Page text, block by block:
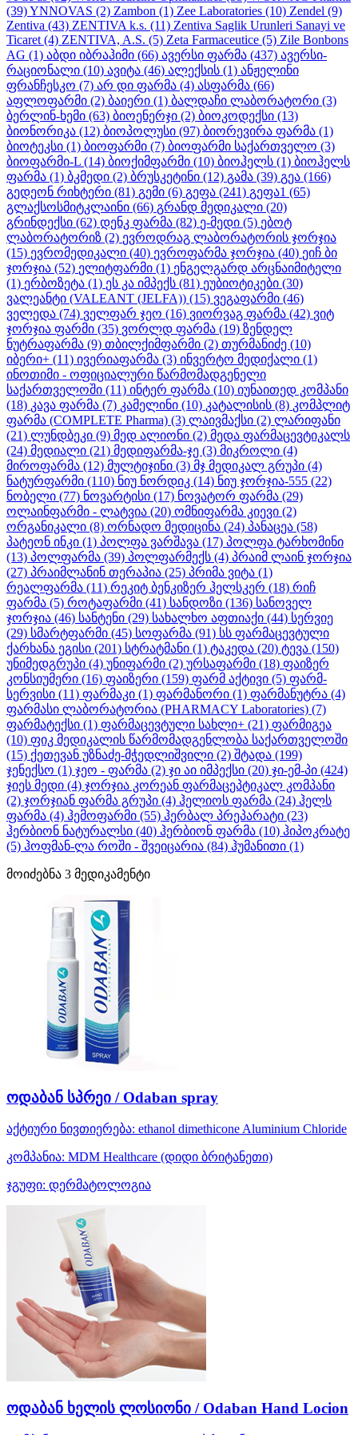
(39)YNNOVAS (2) Zambon (1) Zee Laboratories (10) Zendel (9)
Zentiva (43) ZENTIVA k.s. (11) Zentiva Saglik Urunleri Sanayi ve
Ticaret (4) ZENTIVA, A.S. (5) Zeta Farmaceutice (5) Zile Bonbons
AG (1) აბდი იბრაჰიმი (66) ავერსი ფარმა (437) ავერსი-
რაციონალი (10) ავიტა (46) ალექსის (1) ანჟელინი
ფრანჩესკო (7) არ დი ფარმა (4) ასფარმა (66)
აფლოფარმი (2) ბაიერი (1) ბალდაჩი ლაბორატორი (3)
ბერლინ-ხემი (63) ბიოენერჯი (2) ბიოკოდექსი (13)
ბიონორიკა (12) ბიოპოლუსი (97) ბიორევირა ფარმა (1)
ბიოტეკსი (1) ბიოფარმი (7) ბიოფარმი საქართველო (3)
ბიოფარმი-L (14) ბიოქიმფარმი (10) ბიოჰელს (1) ბიოჰელს
ფარმა (1) ბკმედი (2) ბრუსკეტინი (12) გამა (39) გეა (166)
გედეონ რიხტერი (81) გემი (6) გეფა (241) გეფა1 (65)
გლაქსოსმიტკლაინი (66) გრანდ მედიკალი (20)
გრინდექსი (62) დენკ ფარმა (82) ე-მედი (5) ებოტ
ლაბორატორიზ (2) ევროდრაგ ლაბორატორის ჯორჯია
(15) ევრომედიკალი (40) ევროფარმა ჯორჯია (40) ეიჩ ბი
ჯორჯია (52) ელიტფარმი (1) ენგელგარდ არცნაიმიტელი
(1) ერბოზეტა (1) ეს კა იმპექს (81) ეუბიოტიკები (30)
ვალეანტი (VALEANT (JELFA)) (15) ვეგაფარმი (46)
ველედა (74) ველფარ ჯეო (16) ვიორვაგ ფარმა (42) ვიტ
ჯორჯია ფარმი (35) ვორლდ ფარმა (19) ზენდელ
ნუტრაფარმა (9) თბილქიმფარმი (2) თურმანიძე (10)
იბერი+ (11) ივერიაფარმა (3) ინვერტო მედიქალი (1)
ინოთიმი - ოფიციალური წარმომადგენელი
საქართველოში (11) ინტერ ფარმა (10) იუნაითედ კომპანი
(18) კავა ფარმა (7) კამელინი (10) კატალისის (8) კომპლიტ
ფარმა (COMPLETE Pharma) (3) ლაივმაქსი (2) ლარიფანი
(21) ლუნდბეკი (9) მედ ალიონი (2) მედა ფარმაცევტიკალს
(24) მედიალი (21) მედიფარმა-ჯე (3) მიკროლი (4)
მიროფარმა (12) მულტიჯინი (3) მჯ მედიკალ გრუპი (4)
ნატურფარმი (110) ნიუ ნორდიკ (14) ნიუ ჯორჯია-555 (22)
ნობელი (77) ნოვარტისი (17) ნოვატორ ფარმა (29)
ოლაინფარმი - ლატვია (20) ომნიფარმა კიევი (2)
ორგანიკალი (8) ორნადო მედიცინა (24) პანაცეა (58)
პატეონ ინკი (1) პოლფა ვარშავა (17) პოლფა ტარხომინი
(13) პოლფარმა (39) პოლფარმექს (4) პრაიმ ლაინ ჯორჯია
(27) პრაიმლანინ თერაპია (25) პრიმა ვიტა (1)
რეალფარმა (11) რეკიტ ბენკიზერ ჰელსკერ (18) რიჩ
ფარმა (5) როტაფარმი (41) სანდოზი (136) სანოველ
ჯორჯია (46) სანტენი (29) სახალხო აფთიაქი (44) სერვიე
(29) სმარტფარმი (45) სოფარმა (91) სს ფარმაცევტული
ქარხანა ეგისი (201) სტრატმანი (1) ტაკედა (20) ტევა (150)
უნიმედგრუპი (4) უნიფარმი (2) ურსაფარმი (18) ფაიზერ
კონსიუმერი (16) ფაიზერი (159) ფარმ აქტივი (5) ფარმ-
სერვისი (11) ფარმაკი (1) ფარმანორი (1) ფარმანუტრა (4)
ფარმასი ლაბორატორია (PHARMACY Laboratories) (7)
ფარმატექსი (1) ფარმაცევტული სახლი+ (21) ფარმიგეა
(10) ფიკ მედიკალის წარმომადგენლობა საქართველოში
(15) ქეთევან უზნაძე-მჭედლიშვილი (2) შტადა (199)
ჯენექსო (1) ჯეო - ფარმა (2) ჯი აი იმპექსი (20) ჯი-ემ-პი (424)
ჯიეს მედი (4) ჯორჯია კორეან ფარმაცეპტიკალ კომპანი
(2) ჯორჯიან ფარმა გრუპი (4) ჰელიოს ფარმა (24) ჰელს
ფარმა (4) ჰემოფარმი (55) ჰერბალ პრეპარატი (23)
ჰერბიონ ნატურალსი (40) ჰერბიონ ფარმა (10) ჰიპოკრატე
(5) ჰოფმან-ლა როში - შვეიცარია (84) ჰუმანითი (1)
მოიძებნა 3 მედიკამენტი
ოდაბან სპრეი / Odaban spray
აქტიური ნივთიერება: ethanol dimethicone Aluminium Chloride
კომპანია: MDM Healthcare (დიდი ბრიტანეთი)
ჯგუფი: დერმატოლოგია
ოდაბან ხელის ლოსიონი / Odaban Hand Locion